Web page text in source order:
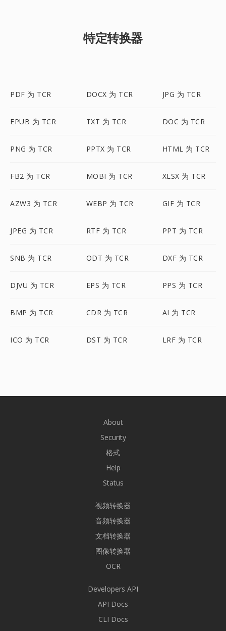
特定转换器
PDF 为 TCR DOCX 为 TCR JPG 为 TCR
EPUB 为 TCR TXT 为 TCR DOC 为 TCR
PNG 为 TCR PPTX 为 TCR HTML 为 TCR
FB2 为 TCR MOBI 为 TCR XLSX 为 TCR
AZW3 为 TCR WEBP 为 TCR GIF 为 TCR
JPEG 为 TCR RTF 为 TCR PPT 为 TCR
SNB 为 TCR ODT 为 TCR DXF 为 TCR
DJVU 为 TCR EPS 为 TCR PPS 为 TCR
BMP 为 TCR CDR 为 TCR AI 为 TCR
ICO 为 TCR DST 为 TCR LRF 为 TCR
About
Security
格式
Help
Status
视频转换器
音频转换器
文档转换器
图像转换器
OCR
Developers API
API Docs
CLI Docs